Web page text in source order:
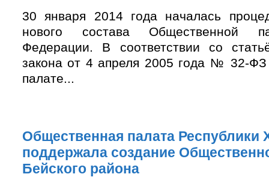
30 января 2014 года началась
нового состава Общественной
Федерации. В соответствии со
закона от 4 апреля 2005 года № 32-
палате...
Общественная палата Республики
поддержала создание
Бейского района